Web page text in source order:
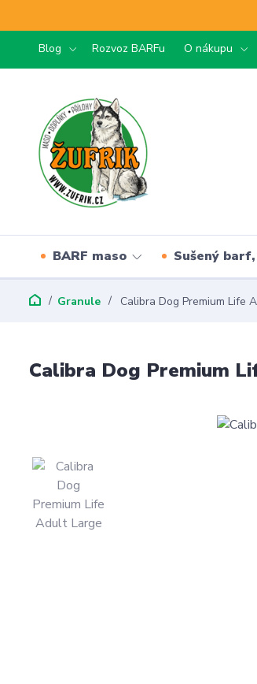
Blog Rozvoz BARFu O nákupu
BARF maso Sušený
Granule Calibra Dog Premium Life
Calibra Dog Premium